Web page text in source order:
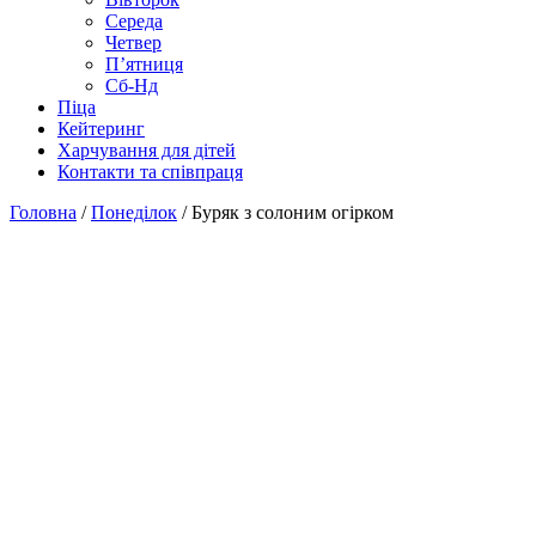
Середа
Четвер
П’ятниця
Сб-Нд
Піца
Кейтеринг
Харчування для дітей
Контакти та співпраця
Головна /Понеділок / Буряк з солоним огірком